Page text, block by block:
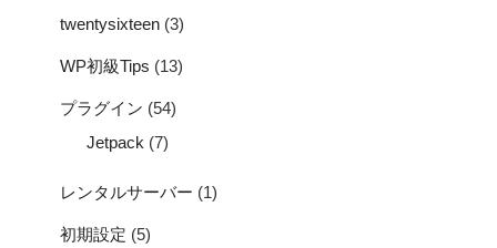
twentysixteen (3)
WP初級Tips (13)
プラグイン (54)
Jetpack (7)
レンタルサーバー (1)
初期設定 (5)